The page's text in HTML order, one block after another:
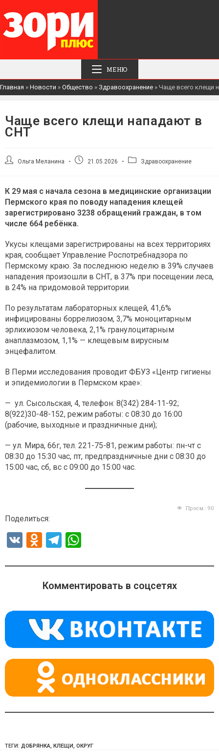
МЕНЮ
Главная » Новости » Общество » Здравоохранение » Чаще всего клещи
Чаще всего клещи нападают в
СНТ
АвторОльга Меланина
Запись21.05.2026
РубрикаЗдравоохранение
К 29 мая с начала сезона в медицинские организации
Пермского края по поводу нападения клещей
зарегистрировано 3238 обращений граждан, в том
числе 664 ребёнка.
Укусы клещами зарегистрированы на всех территориях
края, сообщает Управление Роспотребнадзора по
Пермскому краю. За последнюю неделю в 39% случаев
нападения произошли в СНТ, в 37% при посещении леса,
в 24% на придомовой территории.
По результатам лабораторных клещей, 41,6%
инфицированы боррелиозом, 3,7% моноцитарным
эрлихиозом человека, 2,1% гранулоцитарным
анаплазмозом, 1,1% — клещевым вирусным
энцефалитом.
В Перми исследования проводит ФБУЗ «Центр гигиены
и эпидемиологии в Пермском крае»:
— ул. Сысольская, 4, телефон: 8(342) 284-11-92;
8(922)30-48-152, режим работы: с 08:30 до 16:00
(рабочие, выходные и праздничные дни);
— ул. Мира, 66г, тел. 221-75-81, режим работы: пн-чт с
08:30 до 15:30 час, пт, предпраздничные дни с 08:30 до
15:00 час, сб, вс с 09:00 до 15:00 час.
Просм.: 90
Поделиться:
V
O
n
o
a
ss
ni
ki
T
e
gr
m
at
s
p
p
Комментировать в соцсетях
ТЕГИ: ДОБРЯНКА, КЛЕЩИ, ОКРУГ